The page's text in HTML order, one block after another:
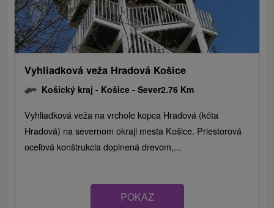
Vyhliadková veža Hradová Košice
Košický kraj - Košice - Sever2.76 Km
Vyhliadková veža na vrchole kopca Hradová (kóta
Hradová) na severnom okraji mesta Košice. Priestorová
oceľová konštrukcia doplnená drevom,...
POKAZ